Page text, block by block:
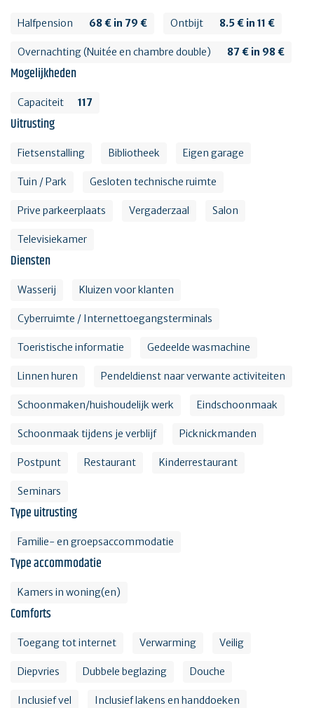
Halfpension 68 € in 79 € Ontbijt 8.5 € in 11 €
Overnachting (Nuitée en chambre double) 87 € in 98 €
Mogelijkheden
Capaciteit 117
Uitrusting
Fietsenstalling Bibliotheek Eigen garage
Tuin / Park Gesloten technische ruimte
Prive parkeerplaats Vergaderzaal Salon
Televisiekamer
Diensten
Wasserij Kluizen voor klanten
Cyberruimte / Internettoegangsterminals
Toeristische informatie Gedeelde wasmachine
Linnen huren Pendeldienst naar verwante activiteiten
Schoonmaken/huishoudelijk werk Eindschoonmaak
Schoonmaak tijdens je verblijf Picknickmanden
Postpunt Restaurant Kinderrestaurant
Seminars
Type uitrusting
Familie- en groepsaccommodatie
Type accommodatie
Kamers in woning(en)
Comforts
Toegang tot internet Verwarming Veilig
Diepvries Dubbele beglazing Douche
Inclusief vel Inclusief lakens en handdoeken